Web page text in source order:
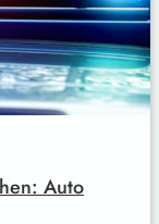
Auto